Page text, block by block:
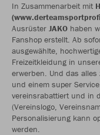
In Zusammenarbeit mit
Ausrüster JAKO haben
Fanshop erstellt. Ab
ausgewählte,
Freizeitkleidung in
erwerben. Und das
und einem super
vereinsrabattiert und in
(Vereinslogo,
Personalisierung kann
werden.